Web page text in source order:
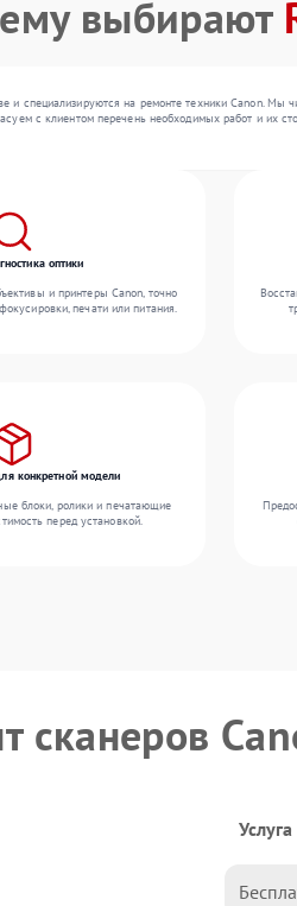
выбирают
специализируются на ремонте техники Canon.
с клиентом перечень необходимых работ и их
оптики
и принтеры Canon, точно
печати или питания.
конкретной модели
блоки, ролики и печатающие
перед установкой.
сканеров
Услуга